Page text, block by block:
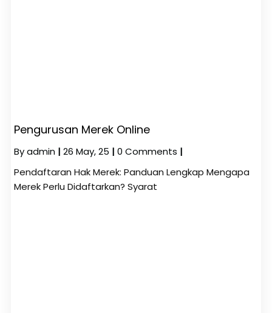
Pengurusan Merek Online
Byadmin | 26 May, 25 | 0 Comments |
Pendaftaran Hak Merek: Panduan Lengkap Mengapa
Merek Perlu Didaftarkan? Syarat